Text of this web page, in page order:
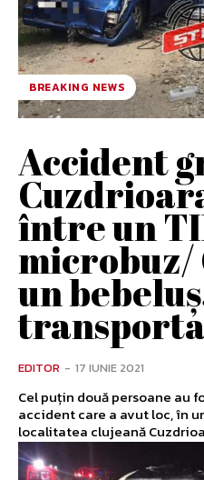
BREAKING NEWS
Accident
între un
microbuz/
un
EDITOR - 17 IUNIE 2021
Cel puțin două persoane au
accident care a avut loc, în
localitatea clujeană